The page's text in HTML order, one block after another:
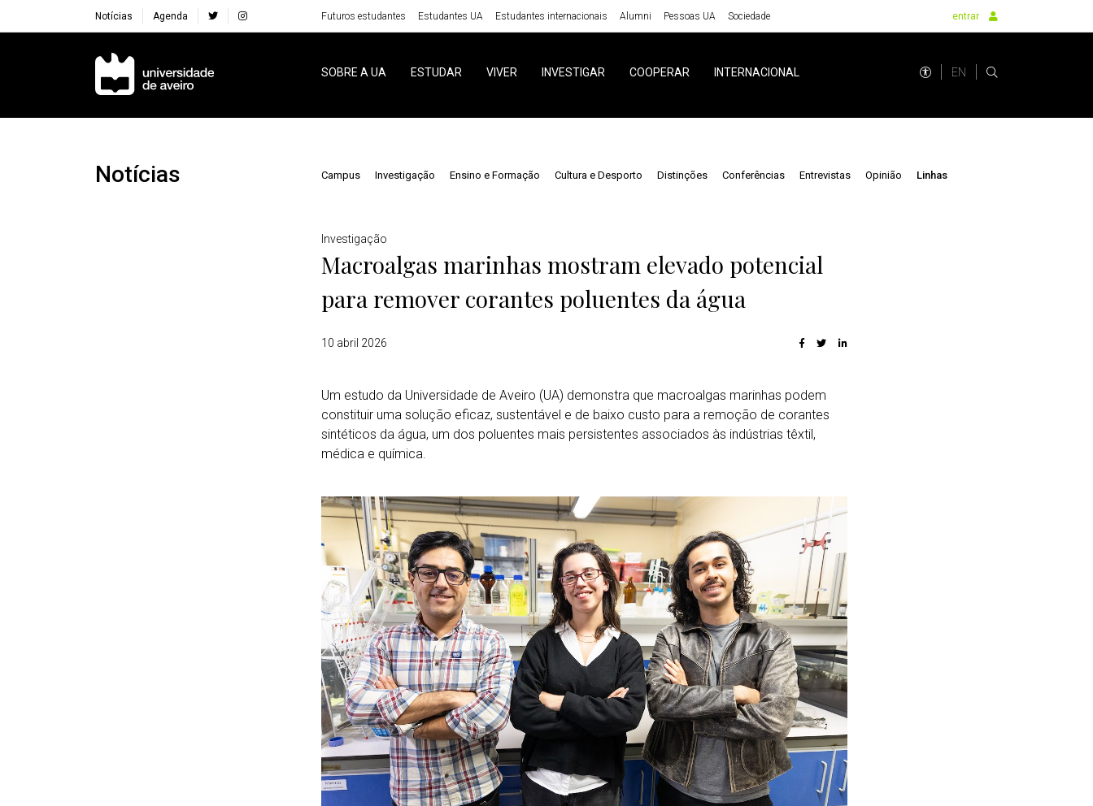
Notícias Agenda Futuros estudantes Estudantes UA Estudantes internacionais Alumni Pessoas UA Sociedade entrar
Navegação Principal
SOBRE A UA ESTUDAR VIVER INVESTIGAR COOPERAR INTERNACIONAL EN
Notícias Campus Investigação Ensino e Formação Cultura e Desporto Distinções Conferências Entrevistas Opinião Linhas
Investigação
Macroalgas marinhas mostram elevado potencial
para remover corantes poluentes da água
10 abril 2026
Um estudo da Universidade de Aveiro (UA) demonstra que macroalgas marinhas podem
constituir uma solução eficaz, sustentável e de baixo custo para a remoção de corantes
sintéticos da água, um dos poluentes mais persistentes associados às indústrias têxtil,
médica e química.